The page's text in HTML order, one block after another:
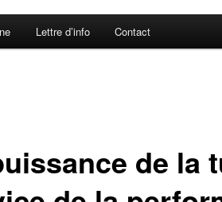
Lettre d’info Contact
de la